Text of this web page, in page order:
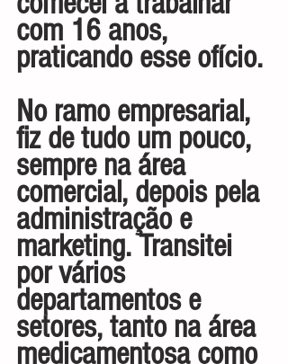
com 16 anos,
praticando esse ofício.
No ramo empresarial,
fiz de tudo um pouco,
sempre na área
comercial, depois pela
administração e
marketing. Transitei
por vários
departamentos e
setores, tanto na área
medicamentosa como